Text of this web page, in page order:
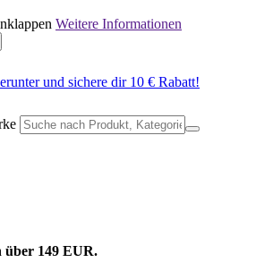
Weitere Informationen
und sichere dir 10 € Rabatt!
über 149 EUR.